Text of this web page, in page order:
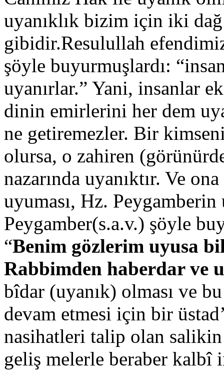
uyanıklık bizim için iki
gibidir.Resulullah
şöyle buyurmuşlardı:
uyanırlar.” Yani, insanlar
dinin emirlerini her dem
ne getiremezler. Bir
olursa, o zahiren
nazarında uyanıktır. Ve
uyuması, Hz.
Peygamber(s.a.v.) şöyle
“Benim gözlerim uyusa
Rabbimden haberdar ve
bîdar (uyanık) olması ve
devam etmesi için bir
nasihatleri talip olan
geliş melerle beraber kalbî